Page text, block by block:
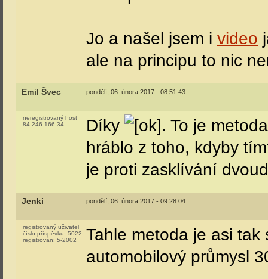
Jo a našel jsem i video
ale na principu to nic
Emil Švec pondělí, 06. února 2017 - 08:51:43
neregistrovaný host
84.246.166.34
Díky
. To je
hráblo z toho, kdyby
je proti zasklívání
Jenki pondělí, 06. února 2017 - 09:28:04
registrovaný uživatel
číslo příspěvku: 5022
registrován: 5-2002
Tahle metoda je asi
automobilový průmysl